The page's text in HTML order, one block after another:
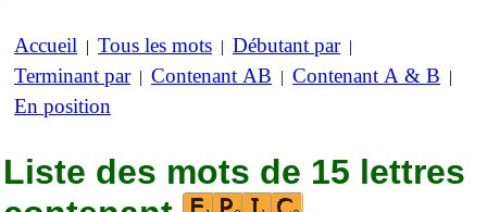
Accueil | Tous les mots | Débutant par|
Terminant par| Contenant AB | Contenant A & B |
En position
Liste des mots de 15 lettres